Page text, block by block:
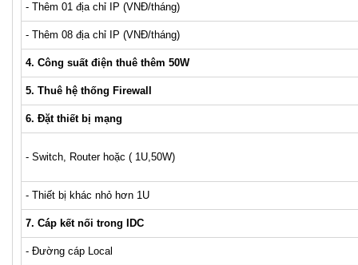
- Thêm 01 địa chỉ IP (VNĐ/tháng)
- Thêm 08 địa chỉ IP (VNĐ/tháng)
4. Công suất điện thuê thêm 50W
5. Thuê hệ thống Firewall
6. Đặt thiết bị mạng
- Switch, Router hoặc ( 1U,50W)
- Thiết bị khác nhỏ hơn 1U
7. Cáp kết nối trong IDC
- Đường cáp Local